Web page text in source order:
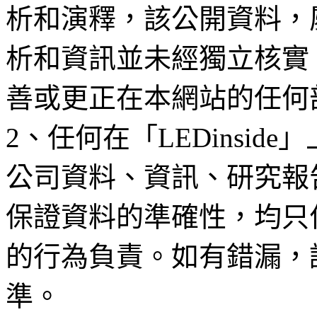
析和演釋，該公開資料
析和資訊並未經獨立核
善或更正在本網站的任
2、任何在「LEDinside
公司資料、資訊、研究
保證資料的準確性，均
的行為負責。如有錯漏
準。